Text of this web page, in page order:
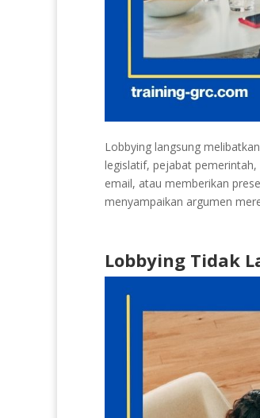
Lobbying langsung
legislatif, pejabat
email, atau memberikan
menyampaikan argumen
Lobbying Tidak